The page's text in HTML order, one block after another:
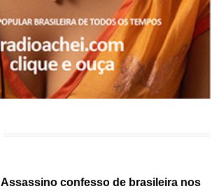
Assassino confesso de brasileira nos